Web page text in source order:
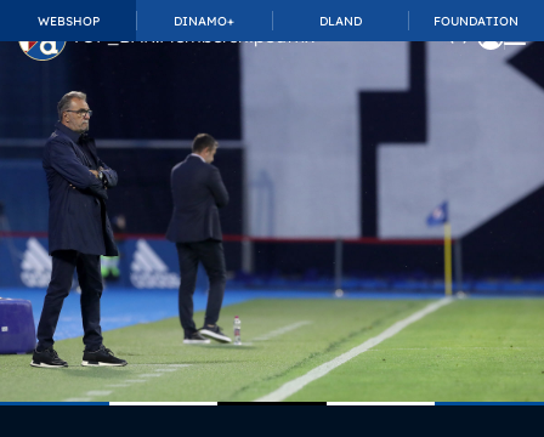
WEBSHOP DINAMO+ DLAND FOUNDATION
TOP_BAR.MembershipSuffix